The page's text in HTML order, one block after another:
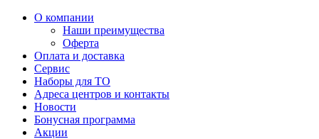
О компании
Наши преимущества
Оферта
Оплата и доставка
Сервис
Наборы для ТО
Адреса центров и контакты
Новости
Бонусная программа
Акции